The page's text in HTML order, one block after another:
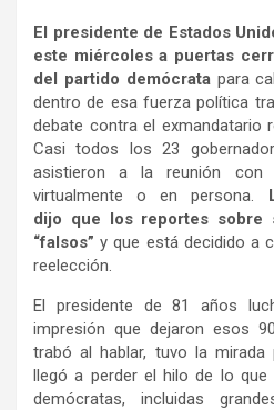
El presidente de Estados
este miércoles a puertas
del partido demócratapara
dentro de esa fuerza política
debate contra el exmandatario
Casi todos los 23
asistieron a la reunión con
virtualmente o en persona.
dijo que los reportes sobre
“falsos” y que está decidido a
reelección.
El presidente de 81 años
impresión que dejaron esos
trabó al hablar, tuvo la
llegó a perder el hilo de lo que
demócratas, incluidas